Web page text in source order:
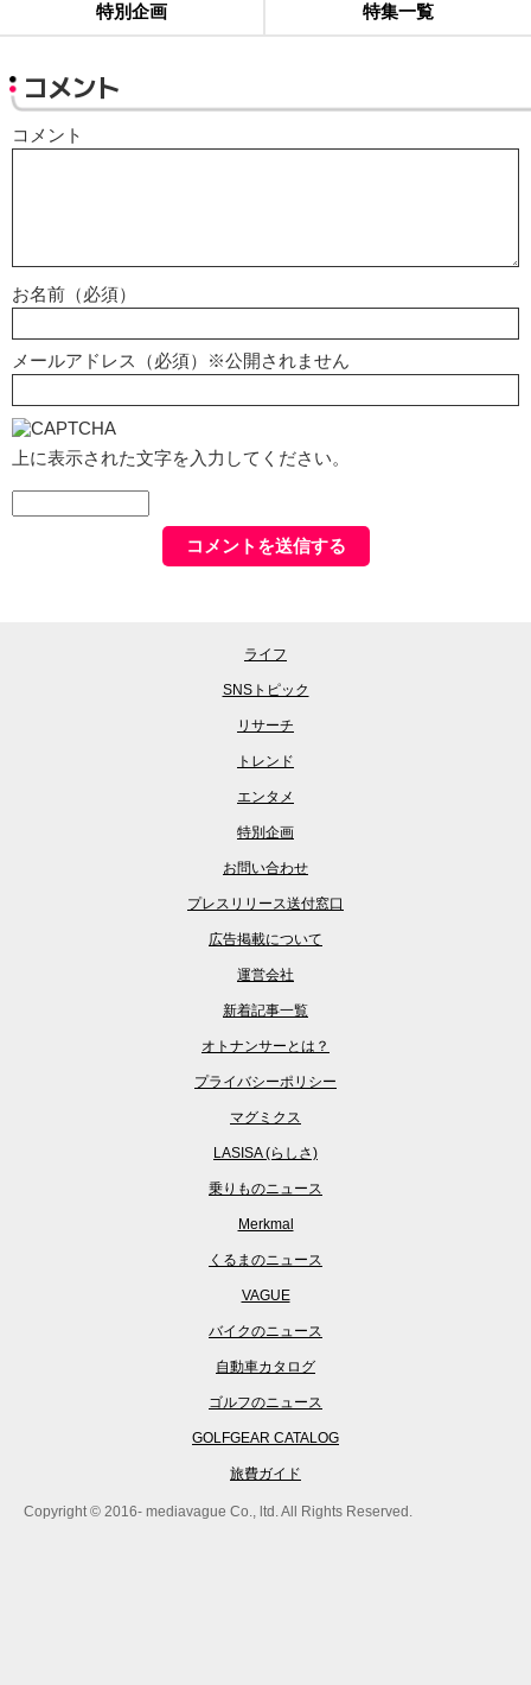
特別企画 特集一覧
コメント
コメント
お名前（必須）
メールアドレス（必須）※公開されません
上に表示された文字を入力してください。
ライフ
SNSトピック
リサーチ
トレンド
エンタメ
特別企画
お問い合わせ
プレスリリース送付窓口
広告掲載について
運営会社
新着記事一覧
オトナンサーとは？
プライバシーポリシー
マグミクス
LASISA (らしさ)
乗りものニュース
Merkmal
くるまのニュース
VAGUE
バイクのニュース
自動車カタログ
ゴルフのニュース
GOLFGEAR CATALOG
旅費ガイド
Copyright © 2016- mediavague Co., ltd. All Rights Reserved.